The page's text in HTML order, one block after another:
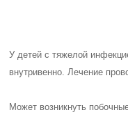
У детей с тяжелой
внутривенно. Лечение
Может возникнуть